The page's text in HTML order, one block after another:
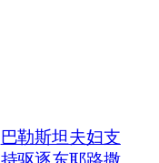
巴勒斯坦夫妇支